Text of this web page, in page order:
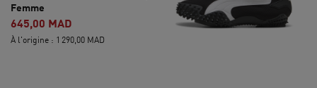
Femme
645,00 MAD
À l'origine : 1 290,00 MAD